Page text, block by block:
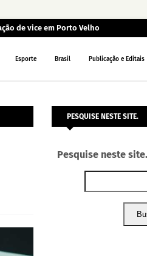
de vice em Porto Velho
Esporte Brasil Publicação e Editais
PESQUISE NESTE SITE.
Pesquise neste